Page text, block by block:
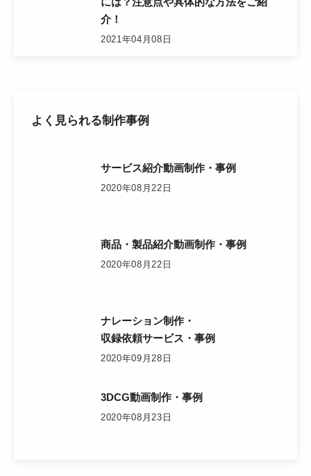
介！
2021年04月08日
よく見られる制作事例
サービス紹介動画制作・事例
2020年08月22日
商品・製品紹介動画制作・事例
2020年08月22日
ナレーション制作・
収録依頼サービス・事例
2020年09月28日
3DCG動画制作・事例
2020年08月23日